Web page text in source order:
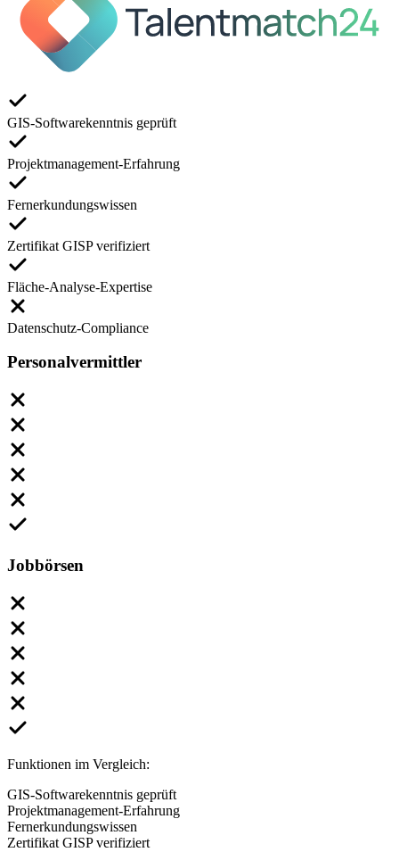
GIS-Softwarekenntnis geprüft
Projektmanagement-Erfahrung
Fernerkundungswissen
Zertifikat GISP verifiziert
Fläche-Analyse-Expertise
Datenschutz-Compliance
Personalvermittler
Jobbörsen
Funktionen im Vergleich:
GIS-Softwarekenntnis geprüft
Projektmanagement-Erfahrung
Fernerkundungswissen
Zertifikat GISP verifiziert